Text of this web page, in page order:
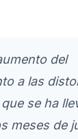
del
a las
se ha
meses de